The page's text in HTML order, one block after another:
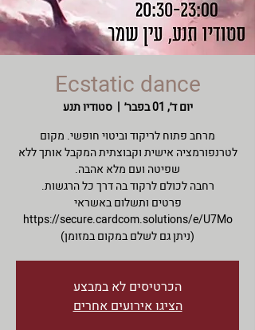
Ecstatic dance
יום ד׳, 01 בפבר׳
  |
סטודיו תנע
מרחב פתוח לריקוד וביטוי חופשי. מקום
לטרנפורמציה אישית וקבוצתית המקבל אותך ללא
(ניתן גם לשלם במקום במזומן)
הכרטיסים לא במבצע
הציגו אירועים אחרים